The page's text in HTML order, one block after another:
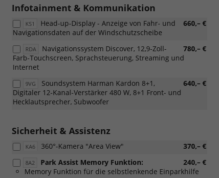
Infotainment & Kommunikation
KS1 660,– €
Head-up-Display - Anzeige von Fahr- und
Navigationsdaten auf der Windschutzscheibe
RDA 780,– €
Navigationssystem Discover, 12,9-Zoll-
Farb-Touchscreen, Sprachsteuerung, Streaming und
Internet
9VG 640,– €
Soundsystem Harman Kardon 8+1,
Digitaler 12-Kanal-Verstärker 480 W, 8+1 Front- und
Hecklautsprecher, Subwoofer
Sicherheit & Assistenz
KA6 370,– €
360°-Kamera "Area View"
8A2 240,– €
Park Assist Memory Funktion:
Memory Funktion für die selbstlenkende Einparkhilfe